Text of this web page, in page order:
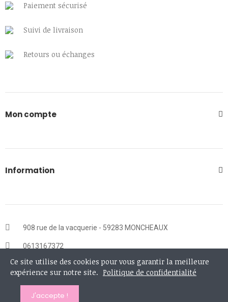
Paiement sécurisé
Suivi de livraison
Retours ou échanges
Mon compte
Information
908 rue de la vacquerie - 59283 MONCHEAUX
0613167372
contact@lesvilainesfilles.fr
Ce site utilise des cookies pour vous garantir la meilleure
expérience sur notre site. Politique de confidentialité
J'accepte !